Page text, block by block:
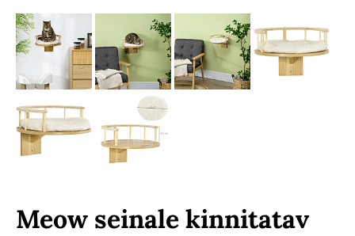
Meow seinale kinnitatav